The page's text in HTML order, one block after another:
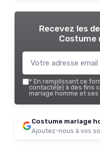
Recevez les
Costume
* En remplissant ce
contacté(e) à des fins
mariage homme et
Costume mariage
Ajoutez-nous à vos